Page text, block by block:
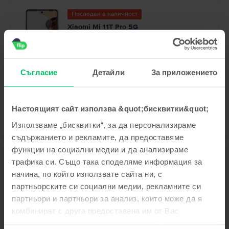
Съгласие Детайли За приложението
Настоящият сайт използва &quot;бисквитки&quot;
Използваме „бисквитки“, за да персонализираме
съдържанието и рекламите, да предоставяме
функции на социални медии и да анализираме
трафика си. Също така споделяме информация за
начина, по който използвате сайта ни, с
партньорските си социални медии, рекламните си
партньори и партньори за анализ, които може да я
комбинират с друга предоставена им от Вас
Последен в наличност
Xiaomi Mi 11T Pro 5G
Celestial Blue, 128 GB, Много добро
приблизително 2-3 работни дни
Описание
Мобилен телефон Xiaomi Redmi 12C, Graphite Gray, 32 GB, Като нов
Виж повече
Информация за съответствие на продукта